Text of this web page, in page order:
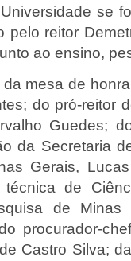
se
pelo reitor
ao ensino,
mesa de
do pró-reitor
Guedes;
da Secretaria
Gerais,
de
de Minas
procurador-
Castro Silva;